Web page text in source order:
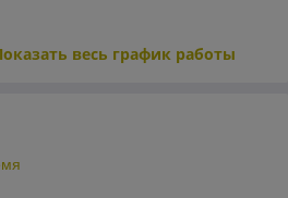
весь график работы